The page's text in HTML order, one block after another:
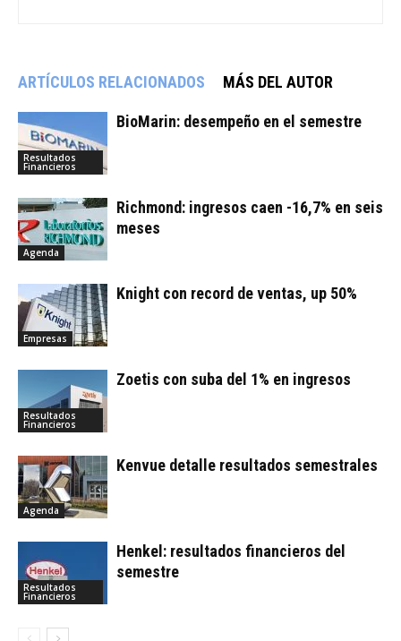
ARTÍCULOS RELACIONADOS MÁS DEL AUTOR
Resultados
Financieros
BioMarin: desempeño en el semestre
Agenda
Richmond: ingresos caen -16,7% en seis
meses
Empresas
Knight con record de ventas, up 50%
Resultados
Financieros
Zoetis con suba del 1% en ingresos
Agenda
Kenvue detalle resultados semestrales
Resultados
Financieros
Henkel: resultados financieros del
semestre